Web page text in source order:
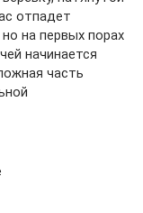
отпадет
на первых порах
начинается
часть